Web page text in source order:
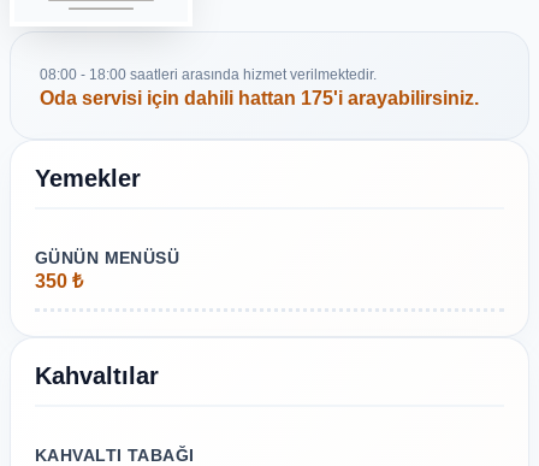
08:00 - 18:00 saatleri arasında hizmet verilmektedir.
Oda servisi için dahili hattan 175'i arayabilirsiniz.
Yemekler
GÜNÜN MENÜSÜ
350 ₺
Kahvaltılar
KAHVALTI TABAĞI